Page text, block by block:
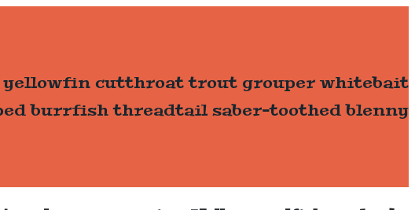
yellowfin cutthroat trout grouper whitebait
burrfish threadtail saber-toothed blenny.